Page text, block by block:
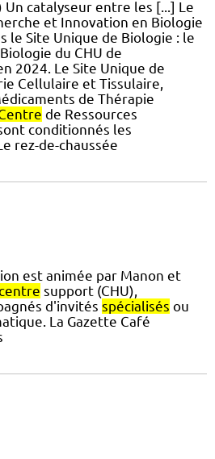
Un catalyseur entre les [...] Le
et Innovation en Biologie
le Site Unique de Biologie : le
du CHU de
2024. Le Site Unique de
Cellulaire et Tissulaire,
de Thérapie
de Ressources
conditionnés les
rez-de-chaussée
est animée par Manon et
support (CHU),
d'invités spécialisés ou
La Gazette Café